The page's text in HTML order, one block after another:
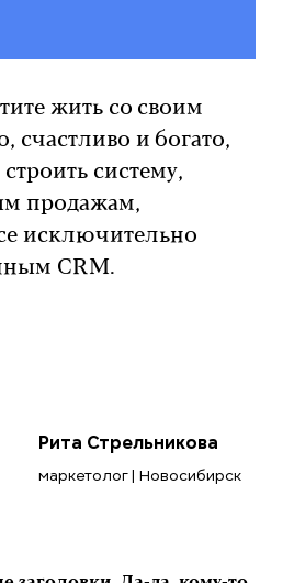
жить со своим
счастливо и богато,
систему,
продажам,
исключительно
CRM.
Рита Стрельникова
маркетолог | Новосибирск